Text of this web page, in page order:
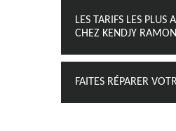
LES TARIFS LES PLUS
CHEZ KENDJY
FAITES RÉPARER